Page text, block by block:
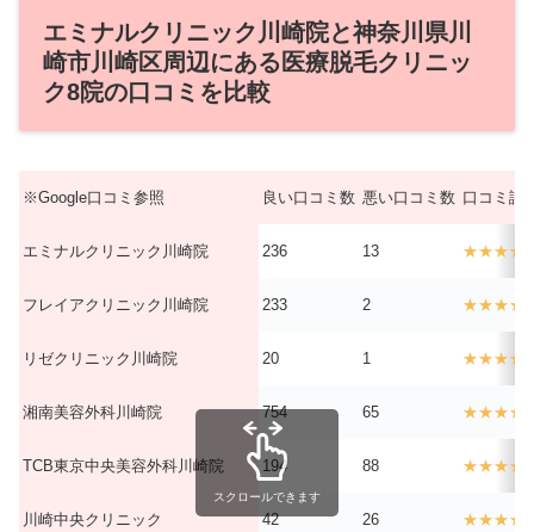
エミナルクリニック川崎院と神奈川県川
崎市川崎区周辺にある医療脱毛クリニッ
ク8院の口コミを比較
※Google口コミ参照 良い口コミ数 悪い口コミ数 口コミ評
エミナルクリニック川崎院 236 13
フレイアクリニック川崎院 233 2
リゼクリニック川崎院 20 1
湘南美容外科川崎院 754 65
TCB東京中央美容外科川崎院 194 88
川崎中央クリニック 42 26
スクロールできます